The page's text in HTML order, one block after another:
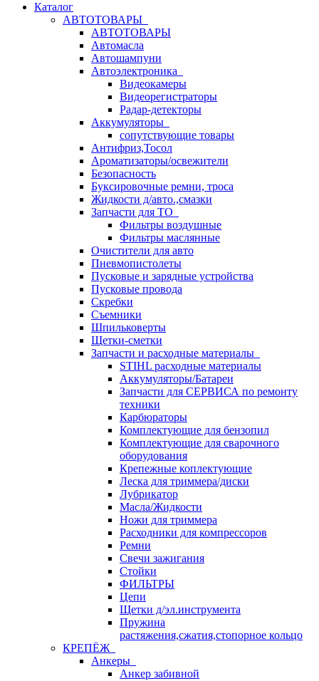
Каталог
АВТОТОВАРЫ
АВТОТОВАРЫ
Автомасла
Автошампуни
Автоэлектроника
Видеокамеры
Видеорегистраторы
Радар-детекторы
Аккумуляторы
сопутствующие товары
Антифриз,Тосол
Ароматизаторы/освежители
Безопасность
Буксировочные ремни, троса
Жидкости д/авто.,смазки
Запчасти для ТО
Фильтры воздушные
Фильтры маслянные
Очистители для авто
Пневмопистолеты
Пусковые и зарядные устройства
Пусковые провода
Скребки
Съемники
Шпильковерты
Щетки-сметки
Запчасти и расходные материалы
STIHL расходные материалы
Аккумуляторы/Батареи
Запчасти для СЕРВИСА по ремонту
техники
Карбюраторы
Комплектующие для бензопил
Комплектующие для сварочного
оборудования
Крепежные коплектующие
Леска для триммера/диски
Лубрикатор
Масла/Жидкости
Ножи для триммера
Расходники для компрессоров
Ремни
Свечи зажигания
Стойки
ФИЛЬТРЫ
Цепи
Щетки д/эл.инструмента
Пружина
растяжения,сжатия,стопорное кольцо
КРЕПЁЖ
Анкеры
Анкер забивной